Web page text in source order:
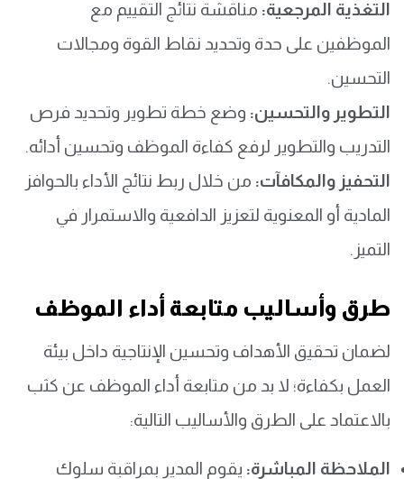
التغذية المرجعية: مناقشة نتائج التقييم مع
الموظفين على حدة وتحديد نقاط القوة ومجالات
التحسين.
التطوير والتحسين: وضع خطة تطوير وتحديد فرص
التدريب والتطوير لرفع كفاءة الموظف وتحسين أدائه.
التحفيز والمكافآت: من خلال ربط نتائج الأداء بالحوافز
المادية أو المعنوية لتعزيز الدافعية والاستمرار في
التميز.
طرق وأساليب متابعة أداء الموظف
لضمان تحقيق الأهداف وتحسين الإنتاجية داخل بيئة
العمل بكفاءة؛ لا بد من متابعة أداء الموظف عن كثب
بالاعتماد على الطرق والأساليب التالية:
الملاحظة المباشرة: يقوم المدير بمراقبة سلوك